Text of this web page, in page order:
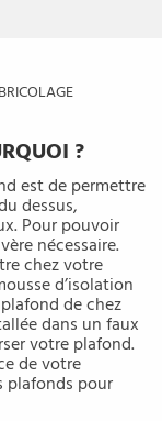
?
est de permettre
dessus,
Pour pouvoir
nécessaire.
chez votre
d’isolation
de chez
dans un faux
votre plafond.
de votre
plafonds pour